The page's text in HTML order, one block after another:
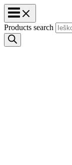
Products search